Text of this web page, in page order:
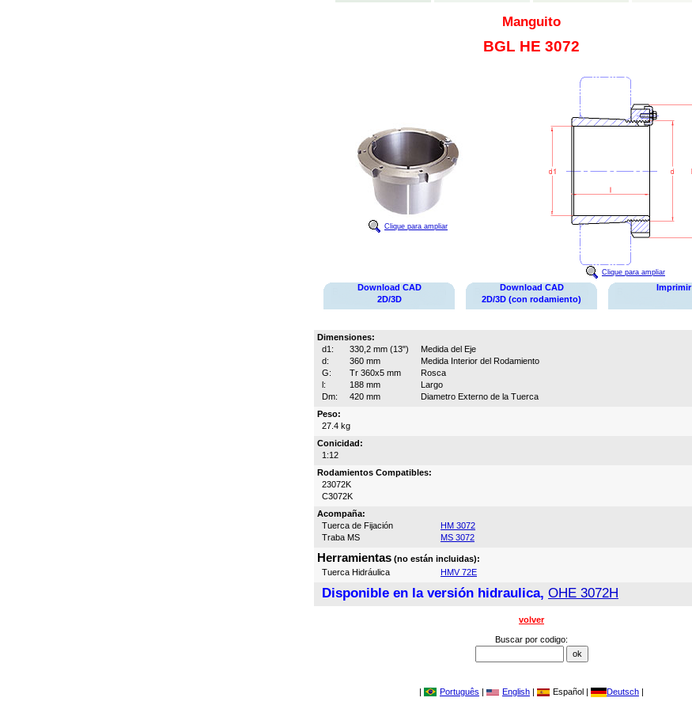
Manguito
BGL HE 3072
Clique para ampliar
Clique para ampliar
Download CAD
2D/3D
Download CAD
2D/3D (con rodamiento)
Imprimir
Dimensiones:
d1:
330,2 mm (13")
Medida del Eje
d:
360 mm
Medida Interior del Rodamiento
G:
Tr 360x5 mm
Rosca
l:
188 mm
Largo
Dm:
420 mm
Diametro Externo de la Tuerca
Peso:
27.4 kg
Conicidad:
1:12
Rodamientos Compatibles:
23072K
C3072K
Acompaña:
Tuerca de Fijación
HM 3072
Traba MS
MS 3072
Herramientas (no están incluidas):
Tuerca Hidráulica
HMV 72E
Disponible en la versión hidraulica, OHE 3072H
volver
Buscar por codigo:
| Português | English | Español | Deutsch |